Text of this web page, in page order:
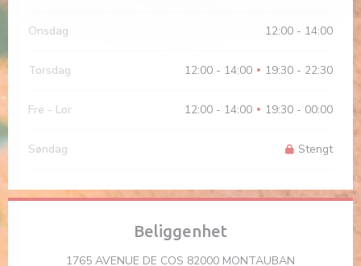
Onsdag 12:00 - 14:00
Torsdag 12:00 - 14:00 • 19:30 - 22:30
Fre - Lor 12:00 - 14:00 • 19:30 - 00:00
Søndag Stengt
Beliggenhet
1765 AVENUE DE COS 82000 MONTAUBAN